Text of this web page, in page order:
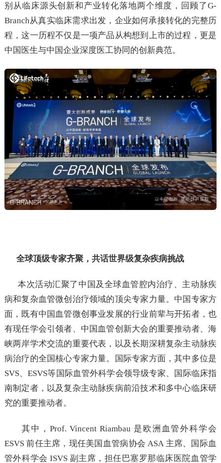
别从临床源头创新和产业转化落地两个维度，回顾了G-
Branch从真实临床需求出发，企业如何承接转化的完整历
程，这一历程不仅是一项产品从构想到上市的过程，更是
中国医生与中国企业深度医工协同的创新典范。
全球顶级专家齐聚，共话世界级复杂疾病挑战
本次活动汇聚了中国及全球血管腔内治疗、主动脉疾
病和复杂血管微创治疗领域的顶尖专家力量。中国专家方
面，既有中国血管微创事业发展的行业前辈与开拓者，也
有现任学会引领者、中国血管创新大会的重要推动者、海
峡两岸学术交流的重要代表，以及长期深耕复杂主动脉疾
病治疗的全国核心专家力量。国际专家方面，其中多位是
SVS、ESVS等国际血管外科学会领导级专家、国际临床指
南制定者，以及复杂主动脉疾病前沿技术和多中心临床研
究的重要推动者。
其中，Prof. Vincent Riambau 是欧洲血管外科学会
ESVS 前任主席，现任美国血管病协会 ASA 主席、国际血
管外科学会 ISVS 副主席，担任巴塞罗那临床医院血管学